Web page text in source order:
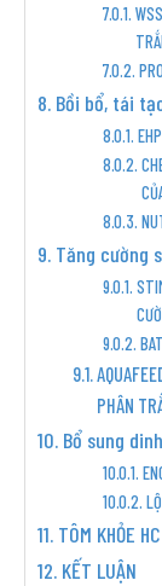
Bồi bổ, tái
Tăng cường
PHÂN
Bổ sung
TÔM KHỎE
KẾT LUẬN